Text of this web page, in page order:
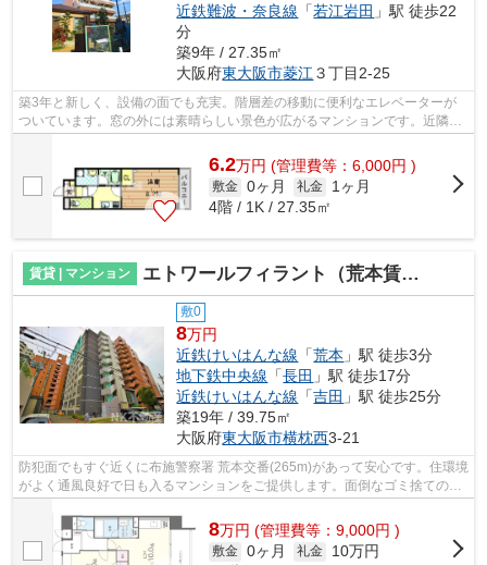
近鉄難波・奈良線 「若江岩田 」駅 徒歩22
分
築9年 / 27.35㎡
大阪府東大阪市菱江 ３丁目2-25
築3年と新しく、設備の面でも充実。階層差の移動に便利なエレベーターが
ついています。窓の外には素晴らしい景色が広がるマンションです。近隣住
民にとっても快適になる敷地内ごみ置き...
6.2万円 (管理費等：6,000円 )
敷金 0ヶ月 礼金
1ヶ月
4階 / 1K / 27.35㎡
賃貸 | マンション エトワールフィラント（荒本賃貸）
敷0
8万円
近鉄けいはんな線 「荒本 」駅 徒歩3分
地下鉄中央線 「長田 」駅 徒歩17分
近鉄けいはんな線 「吉田 」駅 徒歩25分
築19年 / 39.75㎡
大阪府東大阪市横枕西3‐21
防犯面でもすぐ近くに布施警察署 荒本交番(265m)があって安心です。住環境
がよく通風良好で日も入るマンションをご提供します。面倒なゴミ捨ての負
担を軽減させることができるのが敷地...
8万円 (管理費等：9,000円 )
敷金 0ヶ月 礼金
10万円